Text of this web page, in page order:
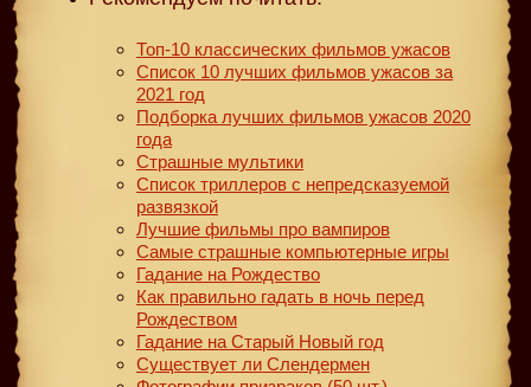
Топ-10 классических фильмов ужасов
Список 10 лучших фильмов ужасов за
2021 год
Подборка лучших фильмов ужасов 2020
года
Страшные мультики
Список триллеров с непредсказуемой
развязкой
Лучшие фильмы про вампиров
Самые страшные компьютерные игры
Гадание на Рождество
Как правильно гадать в ночь перед
Рождеством
Гадание на Старый Новый год
Существует ли Слендермен